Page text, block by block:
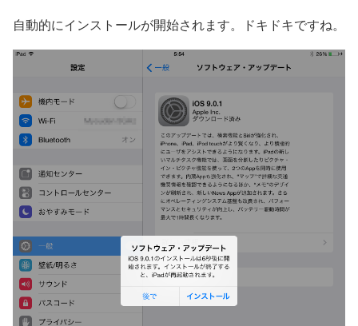
自動的にインストールが開始されます。ドキドキですね。